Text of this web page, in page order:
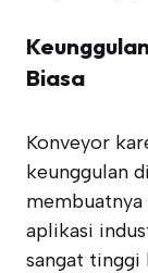
Biasa
Konveyor
keunggulan
aplikasi
sangat tinggi